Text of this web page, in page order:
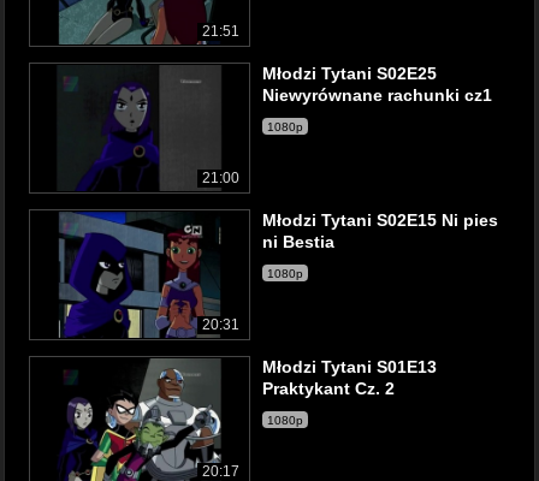
21:51
21:00
Młodzi Tytani S02E25
Niewyrównane rachunki cz1
1080p
20:31
Młodzi Tytani S02E15 Ni pies
ni Bestia
1080p
20:17
Młodzi Tytani S01E13
Praktykant Cz. 2
1080p